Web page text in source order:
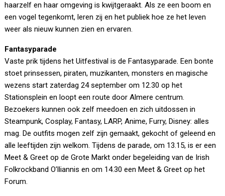
haarzelf en haar omgeving is kwijtgeraakt. Als ze een boom en
een vogel tegenkomt, leren zij en het publiek hoe ze het leven
weer als nieuw kunnen zien en ervaren.
Fantasyparade
Vaste prik tijdens het Uitfestival is de Fantasyparade. Een bonte
stoet prinsessen, piraten, muzikanten, monsters en magische
wezens start zaterdag 24 september om 12.30 op het
Stationsplein en loopt een route door Almere centrum.
Bezoekers kunnen ook zelf meedoen en zich uitdossen in
Steampunk, Cosplay, Fantasy, LARP, Anime, Furry, Disney: alles
mag. De outfits mogen zelf zijn gemaakt, gekocht of geleend en
alle leeftijden zijn welkom. Tijdens de parade, om 13.15, is er een
Meet & Greet op de Grote Markt onder begeleiding van de Irish
Folkrockband O’lliannis en om 14.30 een Meet & Greet op het
Forum.